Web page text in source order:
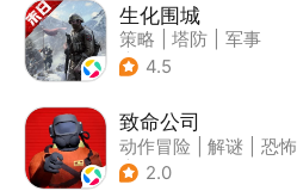
生化围城
策略 塔防
军事
| 废土
4.5
致命公司
动作冒险 解谜
恐怖
| 欧美风
2.0